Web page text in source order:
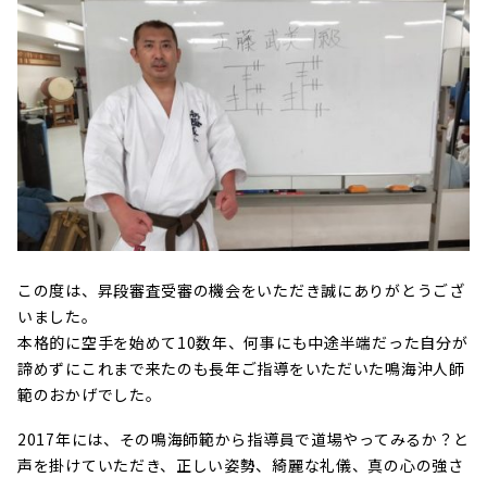
この度は、昇段審査受審の機会をいただき誠にありがとうござ
いました。
本格的に空手を始めて10数年、何事にも中途半端だった自分が
諦めずにこれまで来たのも長年ご指導をいただいた鳴海沖人師
範のおかげでした。
2017年には、その鳴海師範から指導員で道場やってみるか？と
声を掛けていただき、正しい姿勢、綺麗な礼儀、真の心の強さ